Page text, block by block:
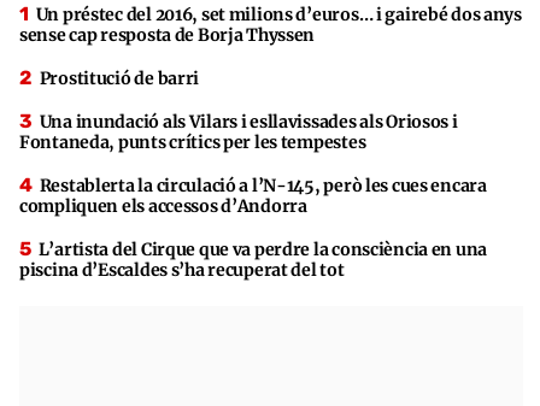
Un préstec del 2016, set milions d’euros… i gairebé dos anys
sense cap resposta de Borja Thyssen
Prostitució de barri
Una inundació als Vilars i esllavissades als Oriosos i
Fontaneda, punts crítics per les tempestes
Restablerta la circulació a l’N-145, però les cues encara
compliquen els accessos d’Andorra
L’artista del Cirque que va perdre la consciència en una
piscina d’Escaldes s’ha recuperat del tot